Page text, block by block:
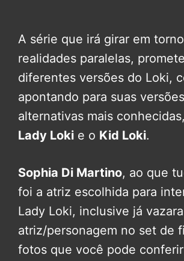
A série que irá girar em
realidades paralelas,
diferentes versões do Loki,
apontando para suas versões
alternativas mais
Lady Loki e o Kid Loki.
Sophia Di Martino, ao que
foi a atriz escolhida para
Lady Loki, inclusive já
atriz/personagem no set de
fotos que você pode